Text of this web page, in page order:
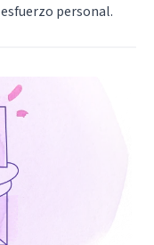
personal.